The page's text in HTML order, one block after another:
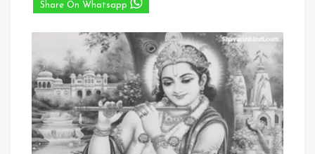
Share On Whatsapp